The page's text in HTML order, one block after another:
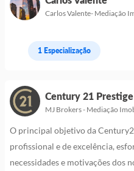
1 Especialização
Carlos Valente- Mediação
O principal objetivo da
profissional e de excelência,
necessidades e motivações dos
Century 21 Prestige
MJ Brokers - Mediação